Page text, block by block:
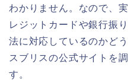
わかりません。なので、
レジットカードや銀行振
法に対応しているのかど
スブリスの公式サイトを
す。